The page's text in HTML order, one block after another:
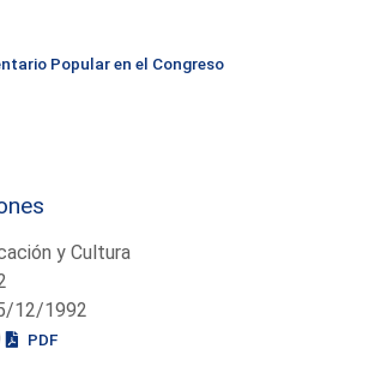
Popular en el Congreso
y Cultura
12/1992
PDF